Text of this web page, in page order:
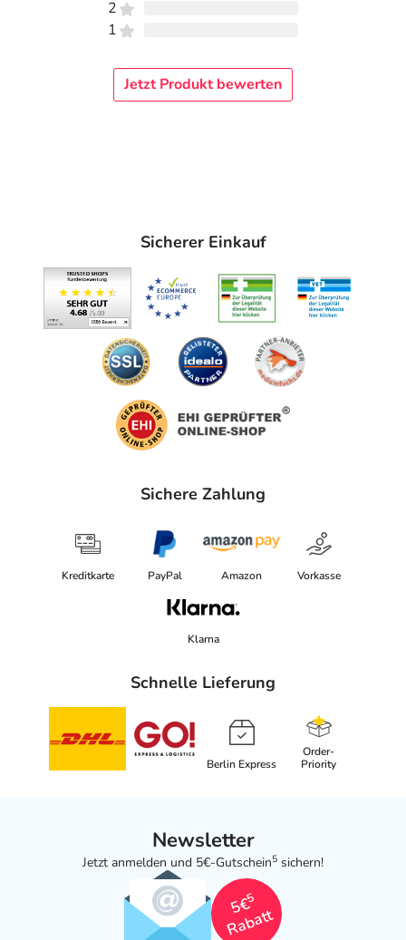
2
1
Jetzt Produkt bewerten
Sicherer Einkauf
Sichere Zahlung
Kreditkarte PayPal Amazon Vorkasse
Klarna
Schnelle Lieferung
Berlin Express
Order-
Priority
Newsletter
Jetzt anmelden und 5€-Gutschein5 sichern!
5€
5
Rabatt